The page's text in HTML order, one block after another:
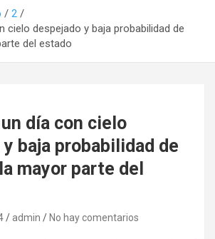
2
cielo despejado y baja probabilidad de
del estado
día con cielo
baja probabilidad de
mayor parte del
admin No hay comentarios